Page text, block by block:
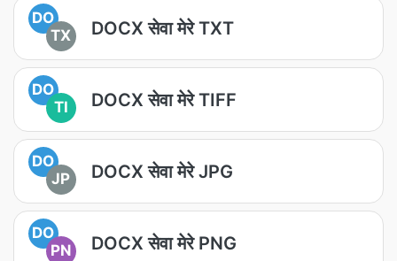
DO
TX
DOCX सेवा मेरे TXT
DO
TI
DOCX सेवा मेरे TIFF
DO
JP
DOCX सेवा मेरे JPG
DO
PN
DOCX सेवा मेरे PNG